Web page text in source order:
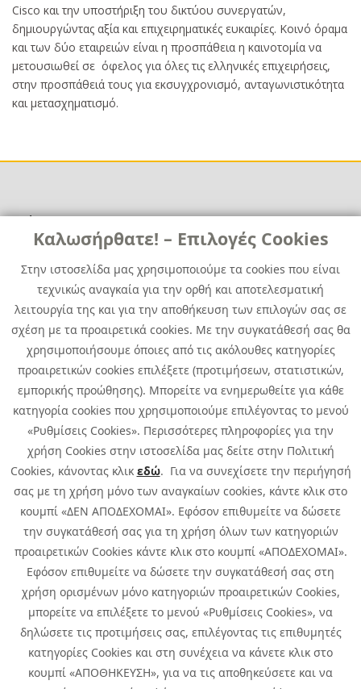
Καλωσήρθατε! – Επιλογές Cookies
Στην ιστοσελίδα μας χρησιμοποιούμε τα cookies που είναι
τεχνικώς αναγκαία για την ορθή και αποτελεσματική
λειτουργία της και για την αποθήκευση των επιλογών σας σε
σχέση με τα προαιρετικά cookies. Με την συγκατάθεσή σας θα
χρησιμοποιήσουμε όποιες από τις ακόλουθες κατηγορίες
προαιρετικών cookies επιλέξετε (προτιμήσεων, στατιστικών,
εμπορικής προώθησης). Μπορείτε να ενημερωθείτε για κάθε
κατηγορία cookies που χρησιμοποιούμε επιλέγοντας το μενού
«Ρυθμίσεις Cookies». Περισσότερες πληροφορίες για την
χρήση Cookies στην ιστοσελίδα μας δείτε στην Πολιτική
Cookies, κάνοντας κλικ εδώ. Για να συνεχίσετε την περιήγησή
σας με τη χρήση μόνο των αναγκαίων cookies, κάντε κλικ στο
κουμπί «ΔΕΝ ΑΠΟΔΕΧΟΜΑΙ». Εφόσον επιθυμείτε να δώσετε
την συγκατάθεσή σας για τη χρήση όλων των κατηγοριών
προαιρετικών Cookies κάντε κλικ στο κουμπί «ΑΠΟΔΕΧΟΜΑΙ».
Εφόσον επιθυμείτε να δώσετε την συγκατάθεσή σας στη
χρήση ορισμένων μόνο κατηγοριών προαιρετικών Cookies,
μπορείτε να επιλέξετε το μενού «Ρυθμίσεις Cookies», να
δηλώσετε τις προτιμήσεις σας, επιλέγοντας τις επιθυμητές
κατηγορίες Cookies και στη συνέχεια να κάνετε κλικ στο
κουμπί «ΑΠΟΘΗΚΕΥΣΗ», για να τις αποθηκεύσετε και να
Cisco και την υποστήριξη του δικτύου συνεργατών,
δημιουργώντας αξία και επιχειρηματικές ευκαιρίες. Κοινό όραμα
και των δύο εταιρειών είναι η προσπάθεια η καινοτομία να
μετουσιωθεί σε όφελος για όλες τις ελληνικές επιχειρήσεις,
στην προσπάθειά τους για εκσυγχρονισμό, ανταγωνιστικότητα
και μετασχηματισμό.
Χρήσιμα
Χρήσιμα
Επικοινωνία
Media Kit
Καριέρα
Όμιλος Quest
Site Map